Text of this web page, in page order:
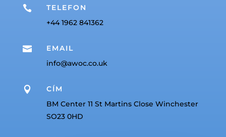

TELEFON
+44 1962 841362

EMAIL
info@awoc.co.uk

CÍM
BM Center 11 St Martins Close Winchester
SO23 0HD